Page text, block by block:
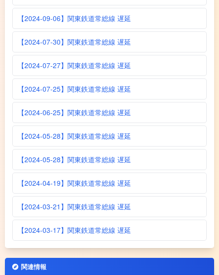
【2024-09-06】関東鉄道常総線 遅延
【2024-07-30】関東鉄道常総線 遅延
【2024-07-27】関東鉄道常総線 遅延
【2024-07-25】関東鉄道常総線 遅延
【2024-06-25】関東鉄道常総線 遅延
【2024-05-28】関東鉄道常総線 遅延
【2024-05-28】関東鉄道常総線 遅延
【2024-04-19】関東鉄道常総線 遅延
【2024-03-21】関東鉄道常総線 遅延
【2024-03-17】関東鉄道常総線 遅延
関連情報